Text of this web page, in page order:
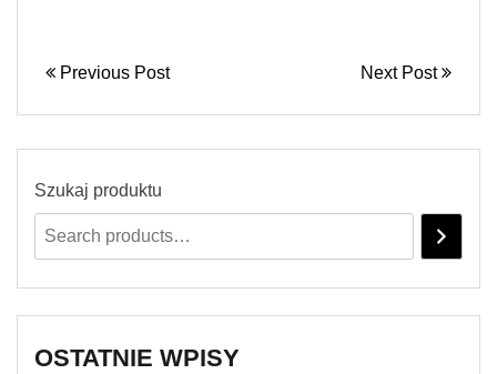
Previous Post Next Post
Szukaj produktu
OSTATNIE WPISY